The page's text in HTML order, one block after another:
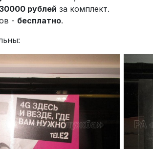
30000 рублей за комплект.
- бесплатно.